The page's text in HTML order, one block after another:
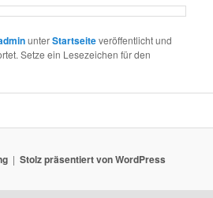
unterStartseiteveröffentlicht und
Setze ein Lesezeichen für den
Stolz präsentiert von WordPress